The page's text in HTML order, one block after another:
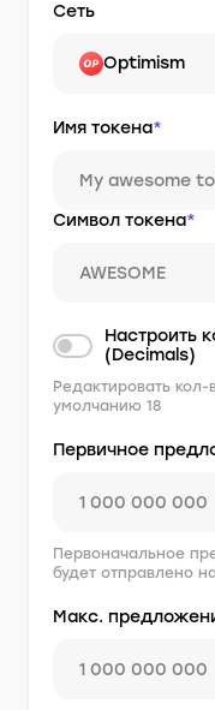
Сеть
Optimism
Имя токена*
Символ токена*
Настроить
(Decimals)
Редактировать
умолчанию 18
Первичное
Первоначальное
будет отправлено
Макс.